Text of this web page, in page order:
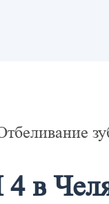
в